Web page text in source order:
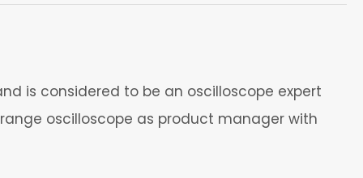
is considered to be an oscilloscope expert
oscilloscope as product manager with